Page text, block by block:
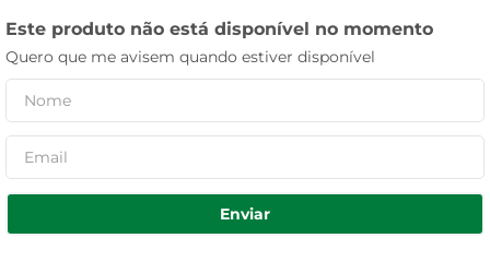
Este produto não está disponível no momento
Quero que me avisem quando estiver disponível
Enviar